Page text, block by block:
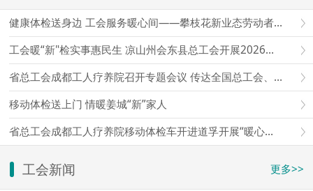
健康体检送身边 工会服务暖心间——攀枝花新业态劳动者免费移动体检暖心上线
工会暖“新"检实事惠民生 凉山州会东县总工会开展2026年新就业形态劳动者移动体检
省总工会成都工人疗养院召开专题会议 传达全国总工会、省总工会会议精神 研究部署贯彻落实意见
移动体检送上门 情暖姜城“新”家人
省总工会成都工人疗养院移动体检车开进道孚开展“暖心护健康·关爱新业态”移动体检专项活动
工会新闻 更多>>